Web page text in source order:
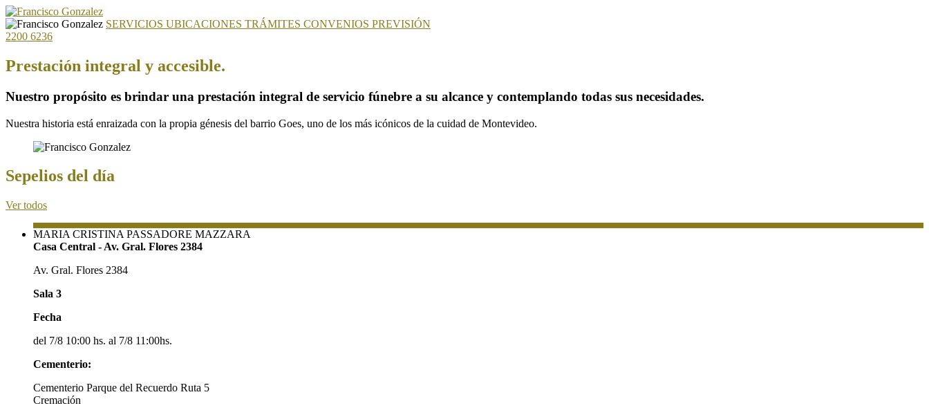
SERVICIOS UBICACIONES TRÁMITES CONVENIOS PREVISIÓN
2200 6236
Prestación integral y accesible.
Nuestro propósito es brindar una prestación integral de servicio fúnebre a su alcance y contemplando todas sus necesidades.
Nuestra historia está enraizada con la propia génesis del barrio Goes, uno de los más icónicos de la cuidad de Montevideo.
Sepelios del día
Ver todos
MARIA CRISTINA PASSADORE MAZZARA
Casa Central - Av. Gral. Flores 2384
Av. Gral. Flores 2384
Sala 3
Fecha
del 7/8 10:00 hs. al 7/8 11:00hs.
Cementerio:
Cementerio Parque del Recuerdo Ruta 5
Cremación